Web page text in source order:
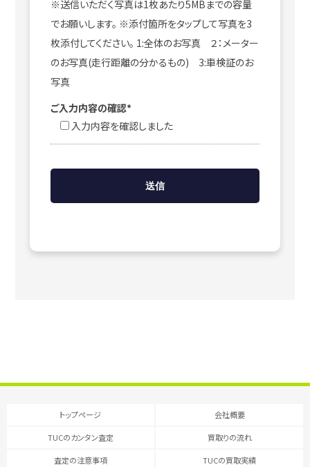
※送信いただく写真は1枚あたり5MBまでの容量
でお願いします。 ※添付箇所をタップして写真を3
枚添付してください。 1:全体のお写真 ２：メーター
のお写真(走行距離の分かるもの) 3:車検証のお
写真
ご入力内容の確認*
入力内容を確認しました
トップページ 会社概要
TUCのカンタン査定 買取りの流れ
査定の注意事項 TUCの買取実績